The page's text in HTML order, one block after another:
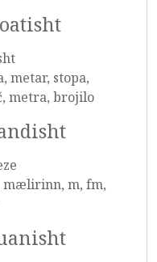
metar, stopa,
metra, brojilo
mælirinn, m, fm,